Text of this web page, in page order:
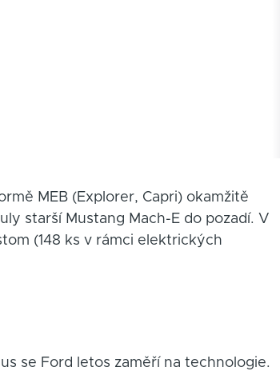
MEB (Explorer, Capri) okamžitě
starší Mustang Mach-E do pozadí. V
(148 ks v rámci elektrických
se Ford letos zaměří na technologie.